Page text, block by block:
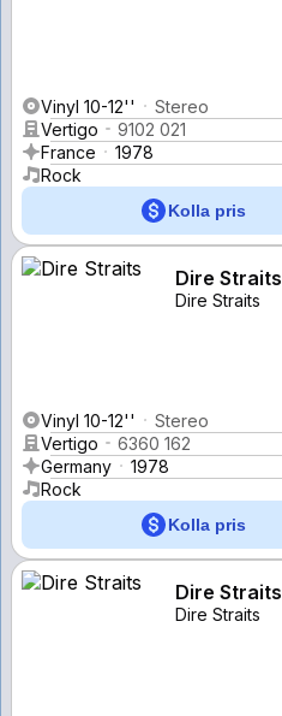
Vinyl 10-12''
Stereo
Vertigo
9102 021
France
1978
Rock
Kolla pris
Dire Straits
Dire Straits
Vinyl 10-12''
Stereo
Vertigo
6360 162
Germany
1978
Rock
Kolla pris
Dire Straits
Dire Straits